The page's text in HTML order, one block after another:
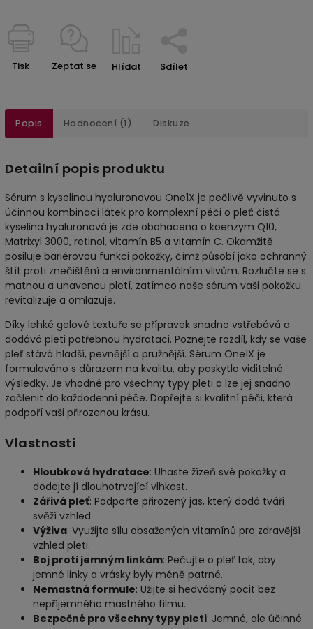
Tisk Zeptat se Hlídat Sdílet
Popis Hodnocení (1) Diskuze
Detailní popis produktu
Sérum s kyselinou hyaluronovou One1X je pečlivě vyvinuto s
účinnou kombinací látek pro komplexní péči o pleť: čistá
kyselina hyaluronová je zde obohacena o koenzym Q10,
Matrixyl 3000, retinol, vitamín B5 a vitamín C. Okamžitě
posiluje bariérovou funkci pokožky, čímž působí jako ochranný
štít proti znečištění a environmentálním vlivům. Rozlučte se s
matnou a unavenou pletí, zatímco naše sérum vaši pokožku
revitalizuje a omlazuje.
Díky lehké gelové textuře se přípravek snadno vstřebává a
dodává pleti potřebnou hydrataci. Poznejte rozdíl, kdy se vaše
pleť stává hladší, pevnější a pružnější. Sérum One1X je
formulováno s důrazem na kvalitu, aby poskytlo viditelné
výsledky. Je vhodné pro všechny typy pleti a lze jej snadno
začlenit do každodenní péče. Dopřejte si kvalitní péči, která
podpoří vaši přirozenou krásu.
Vlastnosti
Hloubková hydratace: Uhaste žízeň své pokožky a
dodejte jí dlouhotrvající vlhkost.
Zářivá pleť: Podpořte přirozený jas, který dodá tváři
svěží vzhled.
Výživa: Využijte sílu obsažených vitamínů pro zdravější
vzhled pleti.
Boj proti jemným linkám: Pečujte o pleť tak, aby
jemné linky a vrásky byly méně patrné.
Nemastná formule: Užijte si hedvábný pocit bez
nepříjemného mastného filmu.
Bezpečné pro všechny typy pleti: Jemné, ale účinné